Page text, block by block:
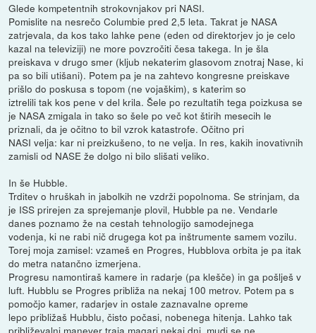
Glede kompetentnih strokovnjakov pri NASI.
Pomislite na nesrečo Columbie pred 2,5 leta. Takrat je NASA
zatrjevala, da kos tako lahke pene (eden od direktorjev jo je celo
kazal na televiziji) ne more povzročiti česa takega. In je šla
preiskava v drugo smer (kljub nekaterim glasovom znotraj Nase, ki
pa so bili utišani). Potem pa je na zahtevo kongresne preiskave
prišlo do poskusa s topom (ne vojaškim), s katerim so
iztrelili tak kos pene v del krila. Šele po rezultatih tega poizkusa se
je NASA zmigala in tako so šele po več kot štirih mesecih le
priznali, da je očitno to bil vzrok katastrofe. Očitno pri
NASI velja: kar ni preizkušeno, to ne velja. In res, kakih inovativnih
zamisli od NASE že dolgo ni bilo slišati veliko.
In še Hubble.
Trditev o hruškah in jabolkih ne vzdrži popolnoma. Se strinjam, da
je ISS prirejen za sprejemanje plovil, Hubble pa ne. Vendarle
danes poznamo že na cestah tehnologijo samodejnega
vodenja, ki ne rabi nič drugega kot pa inštrumente samem vozilu.
Torej moja zamisel: vzameš en Progres, Hubblova orbita je pa itak
do metra natančno izmerjena.
Progresu namontiraš kamere in radarje (pa klešče) in ga pošlješ v
luft. Hubblu se Progres približa na nekaj 100 metrov. Potem pa s
pomočjo kamer, radarjev in ostale zaznavalne opreme
lepo približaš Hubblu, čisto počasi, nobenega hitenja. Lahko tak